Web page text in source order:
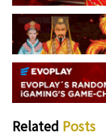
Related Posts